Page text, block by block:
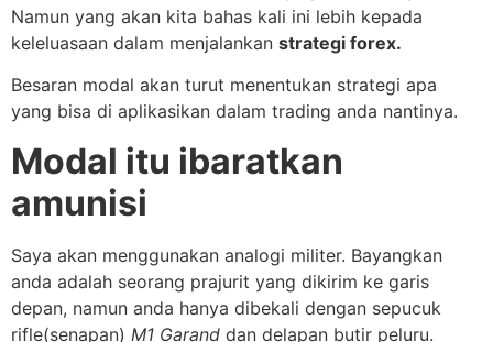
Namun yang akan kita bahas kali ini lebih kepada
keleluasaan dalam menjalankan strategi forex.
Besaran modal akan turut menentukan strategi apa
yang bisa di aplikasikan dalam trading anda nantinya.
Modal itu ibaratkan
amunisi
Saya akan menggunakan analogi militer. Bayangkan
anda adalah seorang prajurit yang dikirim ke garis
depan, namun anda hanya dibekali dengan sepucuk
rifle(senapan) M1 Garand dan delapan butir peluru.